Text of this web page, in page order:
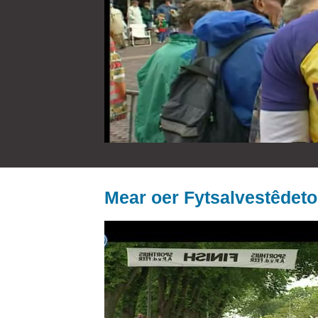
Mear oer